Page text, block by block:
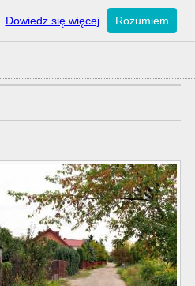
Dowiedz się więcej Rozumiem